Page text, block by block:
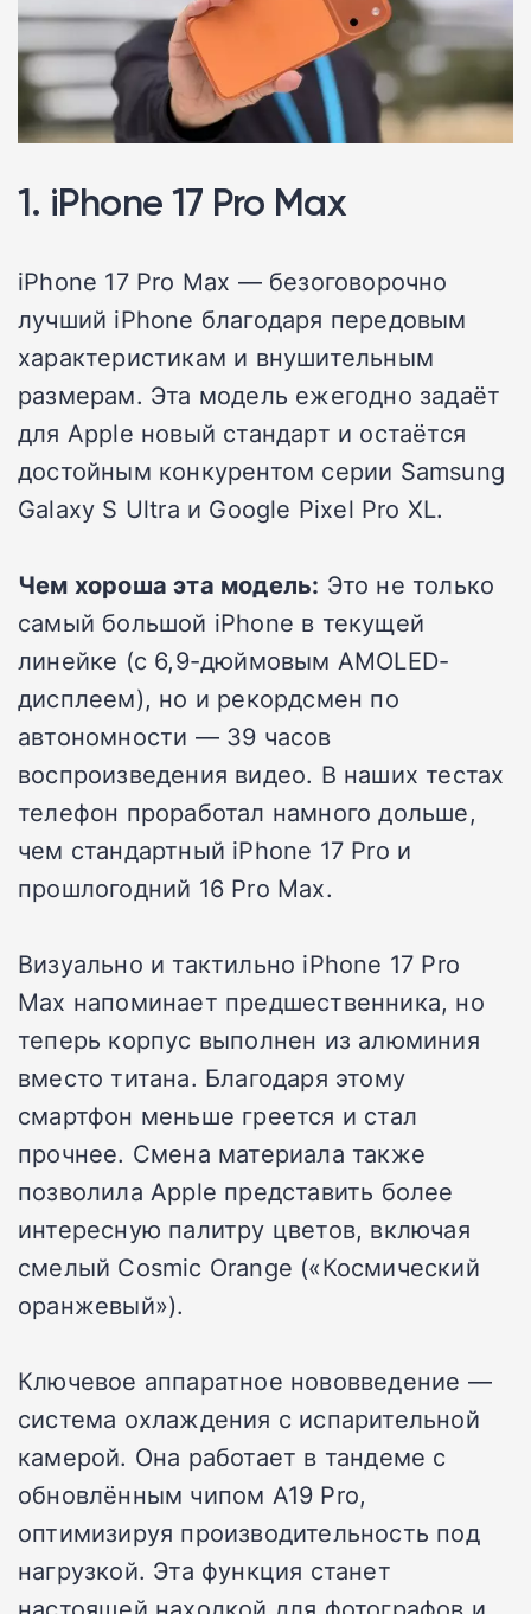
1. iPhone 17 Pro Max
iPhone 17 Pro Max — безоговорочно
лучший iPhone благодаря передовым
характеристикам и внушительным
размерам. Эта модель ежегодно задаёт
для Apple новый стандарт и остаётся
достойным конкурентом серии Samsung
Galaxy S Ultra и Google Pixel Pro XL.
Чем хороша эта модель: Это не только
самый большой iPhone в текущей
линейке (с 6,9-дюймовым AMOLED-
дисплеем), но и рекордсмен по
автономности — 39 часов
воспроизведения видео. В наших тестах
телефон проработал намного дольше,
чем стандартный iPhone 17 Pro и
прошлогодний 16 Pro Max.
Визуально и тактильно iPhone 17 Pro
Max напоминает предшественника, но
теперь корпус выполнен из алюминия
вместо титана. Благодаря этому
смартфон меньше греется и стал
прочнее. Смена материала также
позволила Apple представить более
интересную палитру цветов, включая
смелый Cosmic Orange («Космический
оранжевый»).
Ключевое аппаратное нововведение —
система охлаждения с испарительной
камерой. Она работает в тандеме с
обновлённым чипом A19 Pro,
оптимизируя производительность под
нагрузкой. Эта функция станет